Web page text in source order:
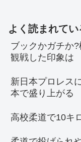
よく読まれて
ブックかガチか
観戦した印象は
新日本プロレス
本で盛り上がる
高校柔道で10キ